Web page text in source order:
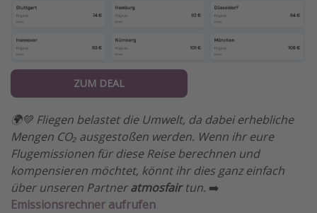
ZUM DEAL
🌍💚 Fliegen belastet die Umwelt, da dabei erhebliche
Mengen CO₂ ausgestoßen werden. Wenn ihr eure
Flugemissionen für diese Reise berechnen und
kompensieren möchtet, könnt ihr dies ganz einfach
über unseren Partneratmosfairtun. ➡️
Emissionsrechner aufrufen